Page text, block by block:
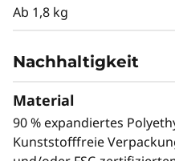
Die ThinkStation
Generation-
Inferenz –
Ab 1,8 kg
Nachhaltigkeit
Material
90 % expandiertes
Kunststofffreie